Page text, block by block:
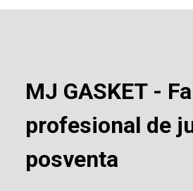
MJ GASKET -
profesional de
posventa